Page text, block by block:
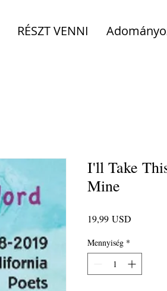
RÉSZT VENNI
I'll Take
Mine
19,99 USD
Mennyiség *